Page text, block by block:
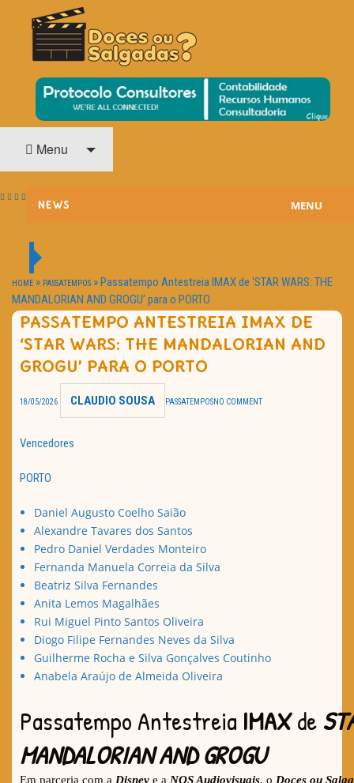
DOCES OU SALGADAS?
O Cinema? Uma Paixão!!
Menu
NEWS
HOME CINEMA
NOTA PESSOAL
MENU
HOME » PASSATEMPOS »Passatempo Antestreia IMAX de ‘STAR WARS: THE
MANDALORIAN AND GROGU’ para o PORTO
PASSATEMPO ANTESTREIA IMAX DE
‘STAR WARS: THE MANDALORIAN AND
GROGU’ PARA O PORTO
18/05/2026 CLAUDIO SOUSA PASSATEMPOSNO COMMENT
Vencedores
PORTO
Daniel Augusto Coelho Saião
Alexandre Tavares dos Santos
Pedro Daniel Verdades Monteiro
Fernanda Manuela Correia da Silva
Beatriz Silva Fernandes
Anita Lemos Magalhães
Rui Miguel Pinto Santos Oliveira
Diogo Filipe Fernandes Neves da Silva
Guilherme Rocha e Silva Gonçalves Coutinho
Anabela Araújo de Almeida Oliveira